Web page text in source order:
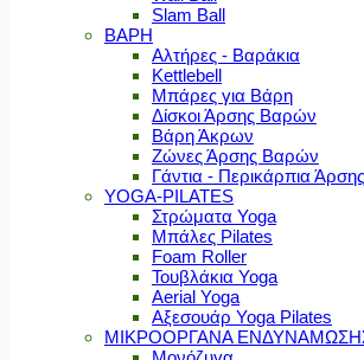
Slam Ball
ΒΑΡΗ
Αλτήρες - Βαράκια
Kettlebell
Μπάρες για Βάρη
Δίσκοι Άρσης Βαρών
Βάρη Άκρων
Ζώνες Άρσης Βαρών
Γάντια - Περικάρπια
YOGA-PILATES
Στρώματα Yoga
Μπάλες Pilates
Foam Roller
Τουβλάκια Yoga
Aerial Yoga
Αξεσουάρ Yoga Pilates
ΜΙΚΡΟΟΡΓΑΝΑ